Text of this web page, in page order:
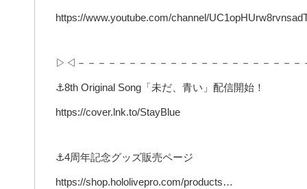
https://www.youtube.com/channel/
▷◁－－－－－－－－－－－－－－－－－－－－－
⚓8th Original Song「未だ、青い」配信開始！
https://cover.lnk.to/StayBlue
⚓4周年記念グッズ販売ページ
https://shop.hololivepro.com/products…